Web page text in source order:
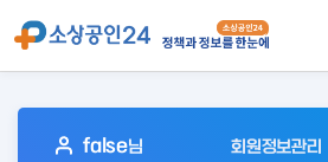
아 false님 회원정보관리